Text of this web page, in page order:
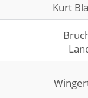
Kurt